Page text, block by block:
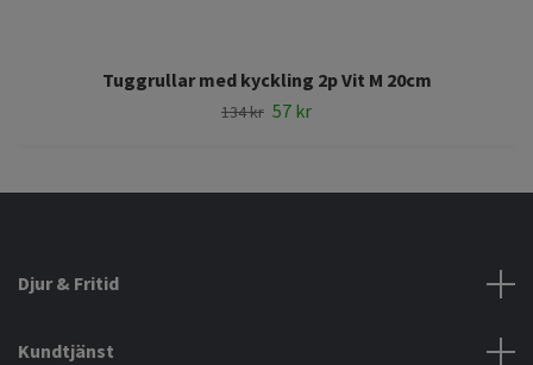
Tuggrullar med kyckling 2p Vit M 20cm
134 kr 57 kr
Djur & Fritid
Kundtjänst